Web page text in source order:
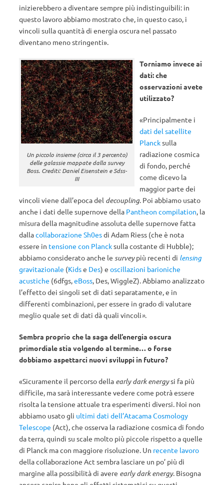
inizierebbero a diventare sempre più indistinguibili: in
questo lavoro abbiamo mostrato che, in questo caso, i
vincoli sulla quantità di energia oscura nel passato
diventano meno stringenti».
Un piccolo insieme (circa il 3 percento)
delle galassie mappate dalla survey
Boss. Crediti: Daniel Eisenstein e Sdss-
III
Torniamo invece ai
dati: che
osservazioni avete
utilizzato?
«Principalmente i
dati del satellite
Plancksulla
radiazione cosmica
di fondo, perché
come dicevo la
maggior parte dei
vincoli viene dall’epoca del decoupling. Poi abbiamo usato
anche i dati delle supernove della Pantheon compilation, la
misura della magnitudine assoluta delle supernove fatta
dallacollaborazione Sh0esdi Adam Riess (che è nota
essere in tensione con Plancksulla costante di Hubble);
abbiamo considerato anche le surveypiù recenti di lensing
gravitazionale (Kidse Des) e oscillazioni barioniche
acustiche (6dfgs,eBoss, Des, WiggleZ). Abbiamo analizzato
l’effetto dei singoli set di dati separatamente, e in
differenti combinazioni, per essere in grado di valutare
meglio quale set di dati dà quali vincoli».
Sembra proprio che la saga dell’energia oscura
primordiale stia volgendo al termine… o forse
dobbiamo aspettarci nuovi sviluppi in futuro?
«Sicuramente il percorso della early dark energysi fa più
difficile, ma sarà interessante vedere come potrà essere
risolta la tensione attuale tra esperimenti diversi. Noi non
abbiamo usato gli ultimi dati dell’Atacama Cosmology
Telescope (Act), che osserva la radiazione cosmica di fondo
da terra, quindi su scale molto più piccole rispetto a quelle
di Planck ma con maggiore risoluzione. Un recente lavoro
della collaborazione Act sembra lasciare un po’ più di
margine alla possibilità di avere early dark energy. Bisogna